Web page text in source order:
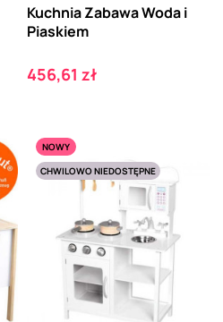
Kuchnia Zabawa Woda i
Piaskiem
Cena
456,61 zł
NOWY
CHWILOWO NIEDOSTĘPNE